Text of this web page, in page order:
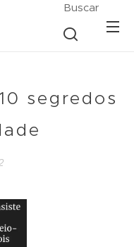
Buscar
segredos